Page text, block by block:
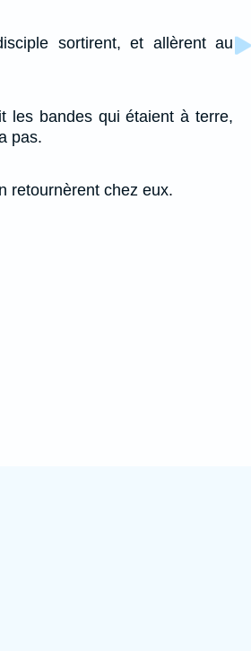
sortirent, et allèrent au
les bandes qui étaient à terre,
pas.
retournèrent chez eux.